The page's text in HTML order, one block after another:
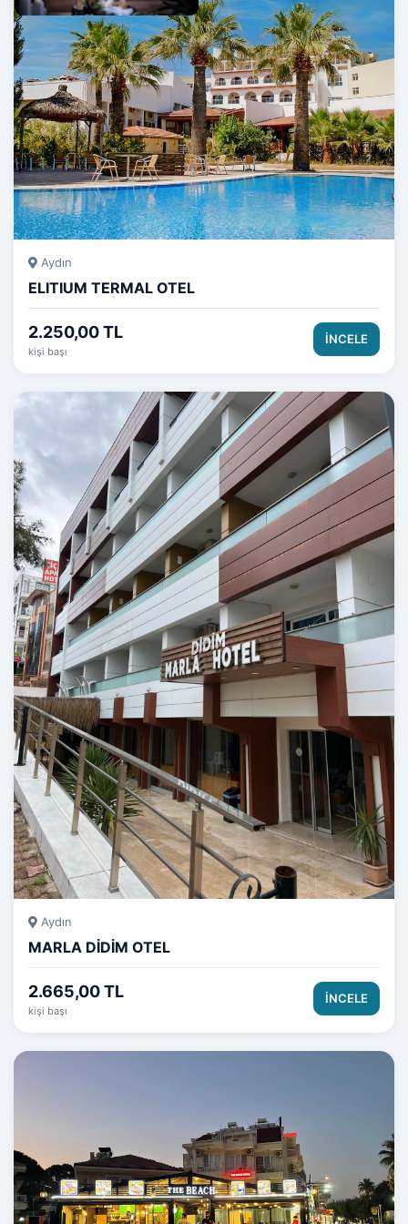
Termal ve SpaOtelleri
Aydın
ELITIUM TERMAL OTEL
2.250,00 TL
kişi başı
İNCELE
Aydın
MARLA DİDİM OTEL
2.665,00 TL
kişi başı
İNCELE